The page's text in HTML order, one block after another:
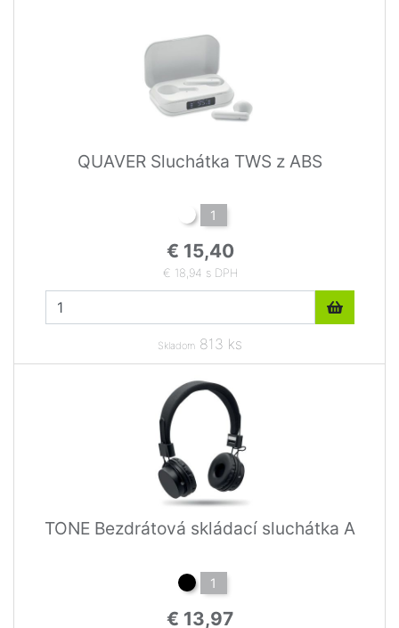
QUAVER Sluchátka TWS z ABS
1
€ 15,40
€ 18,94 s DPH
Skladom 813 ks
TONE Bezdrátová skládací sluchátka A
1
€ 13,97